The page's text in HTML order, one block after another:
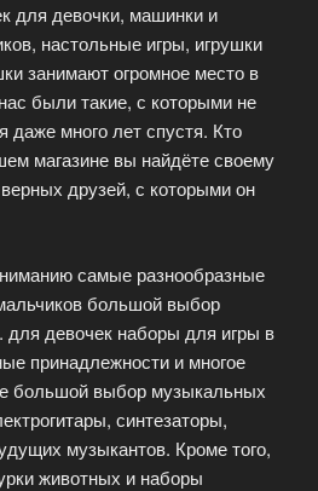
для девочки, машинки и
настольные игры, игрушки
занимают огромное место в
были такие, с которыми не
даже много лет спустя. Кто
магазине вы найдёте своему
друзей, с которыми он
самые разнообразные
большой выбор
для девочек наборы для игры в
принадлежности и многое
большой выбор музыкальных
синтезаторы,
музыкантов. Кроме того,
животных и наборы